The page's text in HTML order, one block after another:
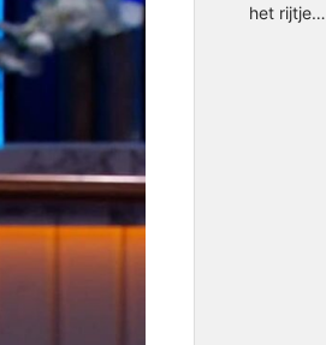
het rijtje…